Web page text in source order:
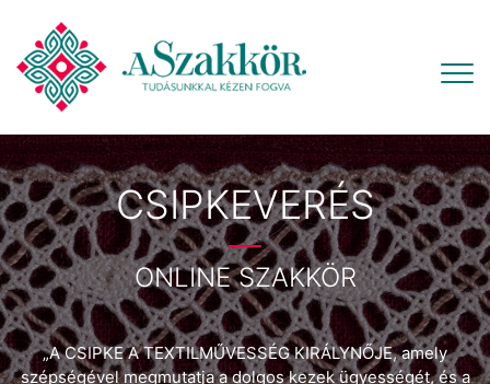
CSIPKEVERÉS
ONLINE SZAKKÖR
„A CSIPKE A TEXTILMŰVESSÉG KIRÁLYNŐJE, amely
szépségével megmutatja a dolgos kezek ügyességét, és a